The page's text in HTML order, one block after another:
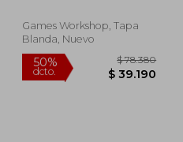
Games Workshop, Tapa
Blanda, Nuevo